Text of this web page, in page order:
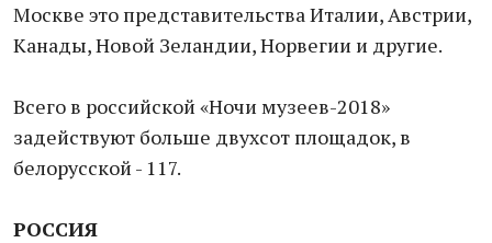
Москве это представительства Италии, Австрии,
Канады, Новой Зеландии, Норвегии и другие.
Всего в российской «Ночи музеев-2018»
задействуют больше двухсот площадок, в
белорусской - 117.
РОССИЯ